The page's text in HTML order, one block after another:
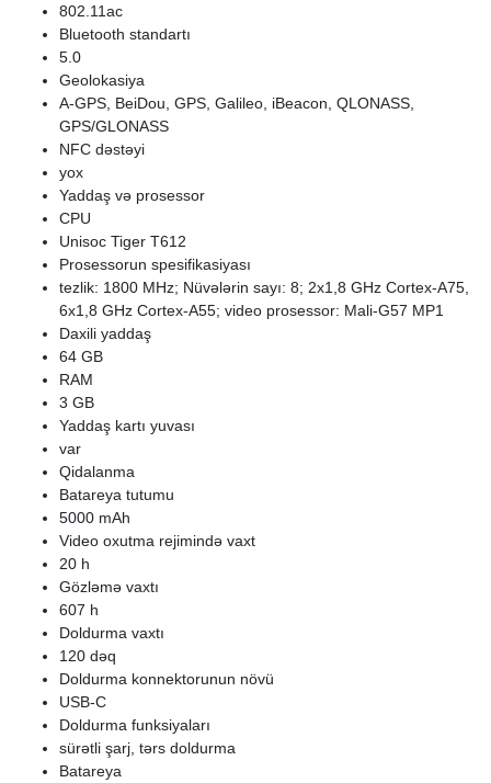
802.11ac
Bluetooth standartı
5.0
Geolokasiya
A-GPS, BeiDou, GPS, Galileo, iBeacon, QLONASS,
GPS/GLONASS
NFC dəstəyi
yox
Yaddaş və prosessor
CPU
Unisoc Tiger T612
Prosessorun spesifikasiyası
tezlik: 1800 MHz; Nüvələrin sayı: 8; 2x1,8 GHz Cortex-A75,
6x1,8 GHz Cortex-A55; video prosessor: Mali-G57 MP1
Daxili yaddaş
64 GB
RAM
3 GB
Yaddaş kartı yuvası
var
Qidalanma
Batareya tutumu
5000 mAh
Video oxutma rejimində vaxt
20 h
Gözləmə vaxtı
607 h
Doldurma vaxtı
120 dəq
Doldurma konnektorunun növü
USB-C
Doldurma funksiyaları
sürətli şarj, tərs doldurma
Batareya